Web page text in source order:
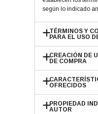
según lo indicado
TÉRMINOS Y
PARA EL USO
CREACIÓN DE
DE COMPRA
OFRECIDOS
PROPIEDAD
AUTOR